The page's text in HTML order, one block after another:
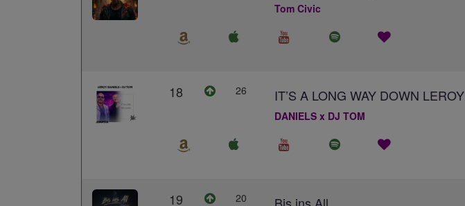
Tom Civic
18 26 IT’S A LONG WAY DOWN LEROY
DANIELS x DJ TOM
19 20 Bis ins All